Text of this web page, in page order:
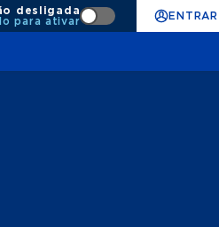
desligada
para ativar
ENTRAR